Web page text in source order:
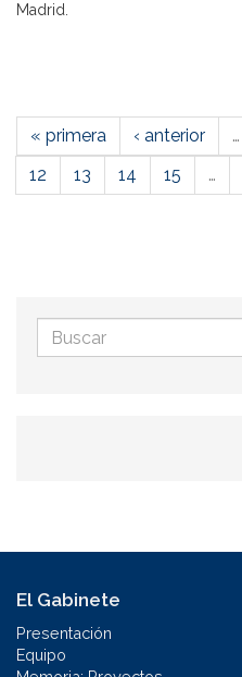
Madrid.
« primera ‹ anterior …
12
13 14 15 …
Formulario
de
El Gabinete
Presentación
Equipo